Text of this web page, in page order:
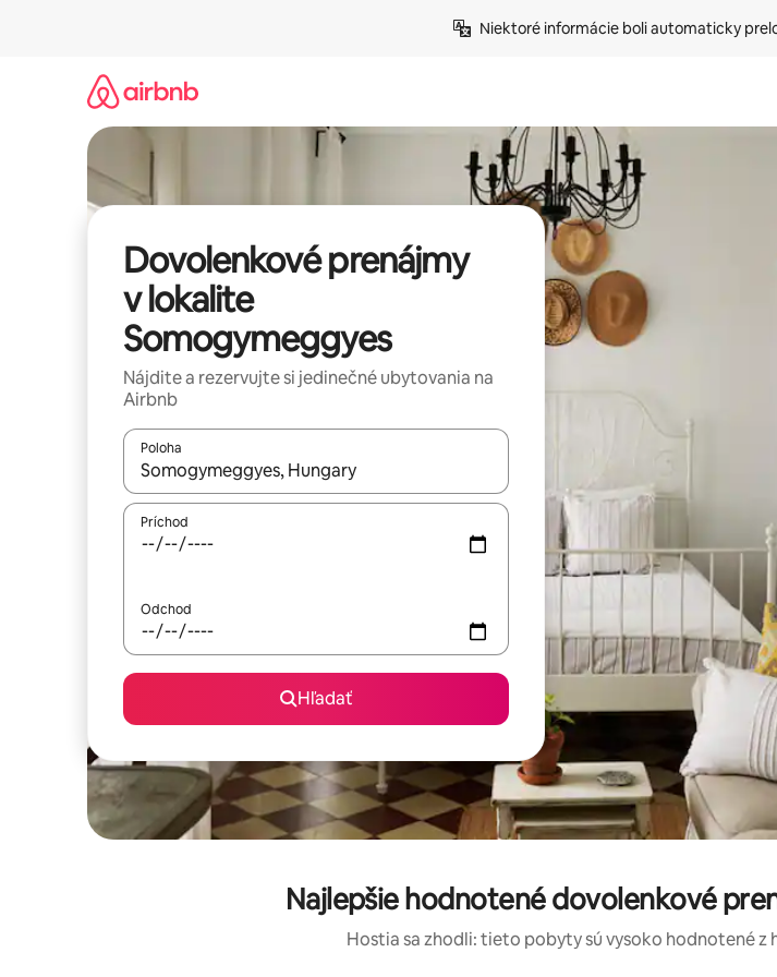
Niektoré informácie boli automaticky
Dovolenkové prenájmy
v lokalite
Somogymeggyes
Nájdite a rezervujte si jedinečné ubytovania na
Airbnb
Poloha
Keď budú výsledky k dispozícii, môžete si ich prechádzať pomocou klávesov so šípkami
Príchod
Odchod
Hľadať
Najlepšie hodnotené dovolenkové
Hostia sa zhodli: tieto pobyty sú vysoko hodnotené